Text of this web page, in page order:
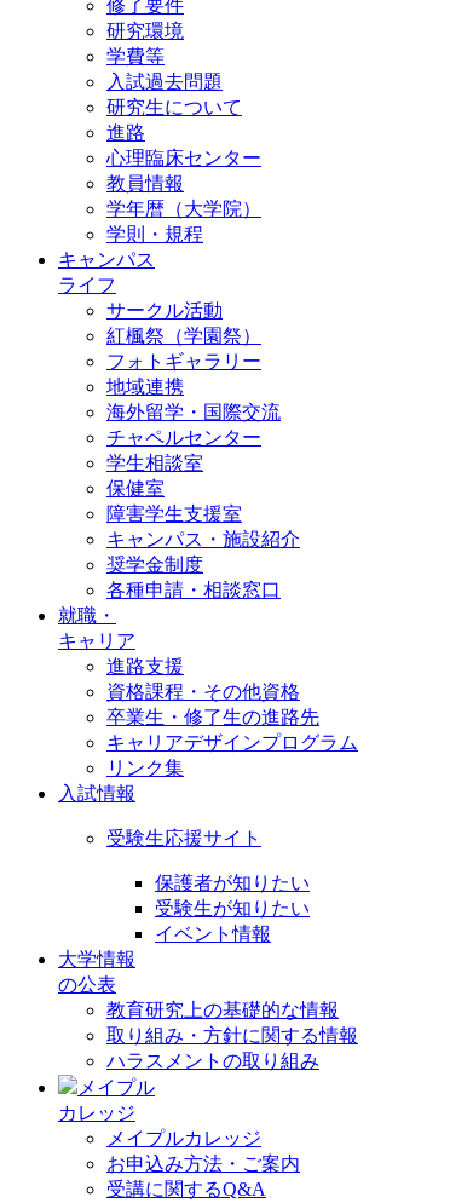
修了要件
研究環境
学費等
入試過去問題
研究生について
進路
心理臨床センター
教員情報
学年暦（大学院）
学則・規程
キャンパス
ライフ
サークル活動
紅楓祭（学園祭）
フォトギャラリー
地域連携
海外留学・国際交流
チャペルセンター
学生相談室
保健室
障害学生支援室
キャンパス・施設紹介
奨学金制度
各種申請・相談窓口
就職・
キャリア
進路支援
資格課程・その他資格
卒業生・修了生の進路先
キャリアデザインプログラム
リンク集
入試情報
受験生応援サイト
保護者が知りたい
受験生が知りたい
イベント情報
大学情報
の公表
教育研究上の基礎的な情報
取り組み・方針に関する情報
ハラスメントの取り組み
メイプル
カレッジ
メイプルカレッジ
お申込み方法・ご案内
受講に関するQ&A